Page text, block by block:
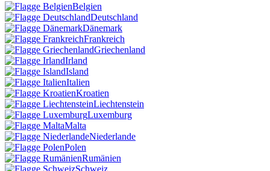
Belgien
Deutschland
Dänemark
Frankreich
Griechenland
Irland
Island
Italien
Kroatien
Liechtenstein
Luxemburg
Malta
Niederlande
Polen
Rumänien
Schweiz